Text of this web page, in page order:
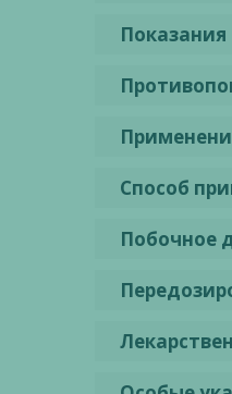
Показания
Способ
Побочное